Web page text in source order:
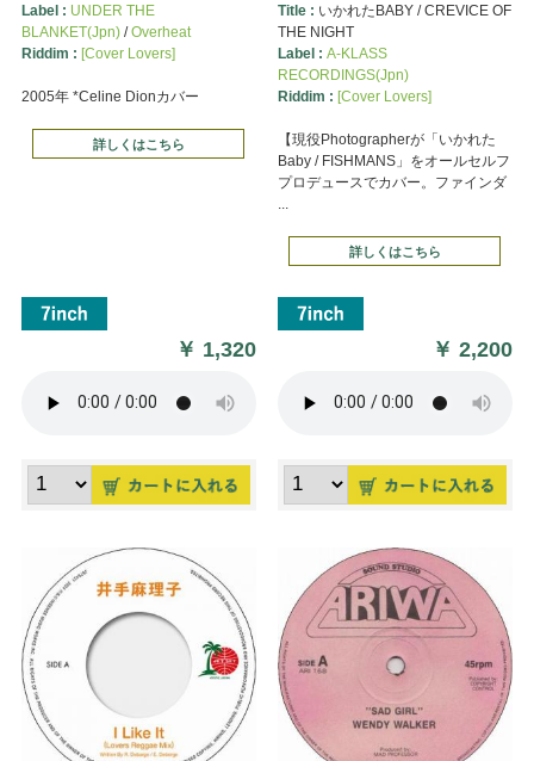
Label : UNDER THE
BLANKET(Jpn)/Overheat
Riddim : [Cover Lovers]
2005年 *Celine Dionカバー
詳しくはこちら
￥ 1,320
Title : いかれたBABY / CREVICE OF
THE NIGHT
Label : A-KLASS
RECORDINGS(Jpn)
Riddim : [Cover Lovers]
【現役Photographerが「いかれた
Baby / FISHMANS」をオールセルフ
プロデュースでカバー。ファインダ
...
詳しくはこちら
￥2,200